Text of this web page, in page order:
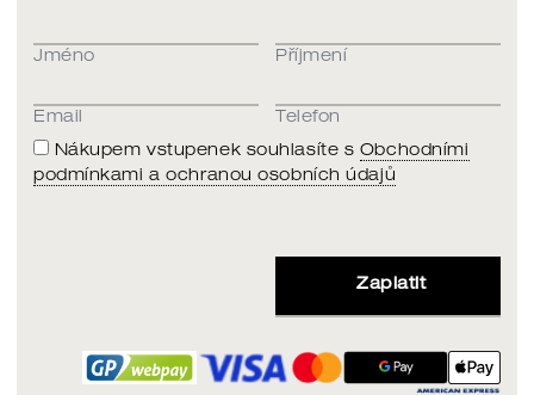
Jméno Příjmení
Email
Telefon
Nákupem vstupenek souhlasíte s Obchodními
podmínkami a ochranou osobních údajů